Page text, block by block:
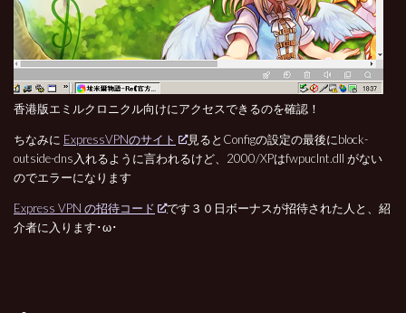
香港版エミルクロニクル向けにアクセスできるのを確認！
ちなみに ExpressVPNのサイト
見るとConfigの設定の最後にblock-
outside-dns入れるように言われるけど、2000/XPはfwpuclnt.dll がない
のでエラーになります
Express VPN の招待コード
です３０日ボーナスが招待された人と、紹
介者に入ります･ω･